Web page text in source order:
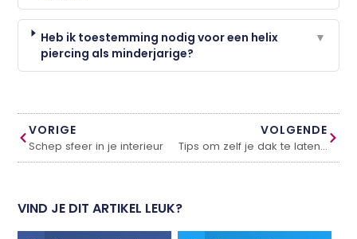
Heb ik toestemming nodig voor een helix
piercing als minderjarige?
▼
VORIGE
Schep sfeer in je interieur
VOLGENDE
Tips om zelf je dak te laten reinigen!
VIND JE DIT ARTIKEL LEUK?